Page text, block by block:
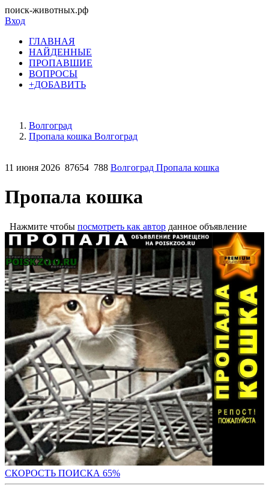
поиск-животных.рф
Вход
ГЛАВНАЯ
НАЙДЕННЫЕ
ПРОПАВШИЕ
ВОПРОСЫ
+ДОБАВИТЬ
Волгоград
Пропала кошка Волгоград
11 июня 2026 87654 788 Волгоград Пропала кошка
Пропала кошка
Нажмите чтобы посмотреть как автор данное объявление
СКОРОСТЬ ПОИСКА 65%